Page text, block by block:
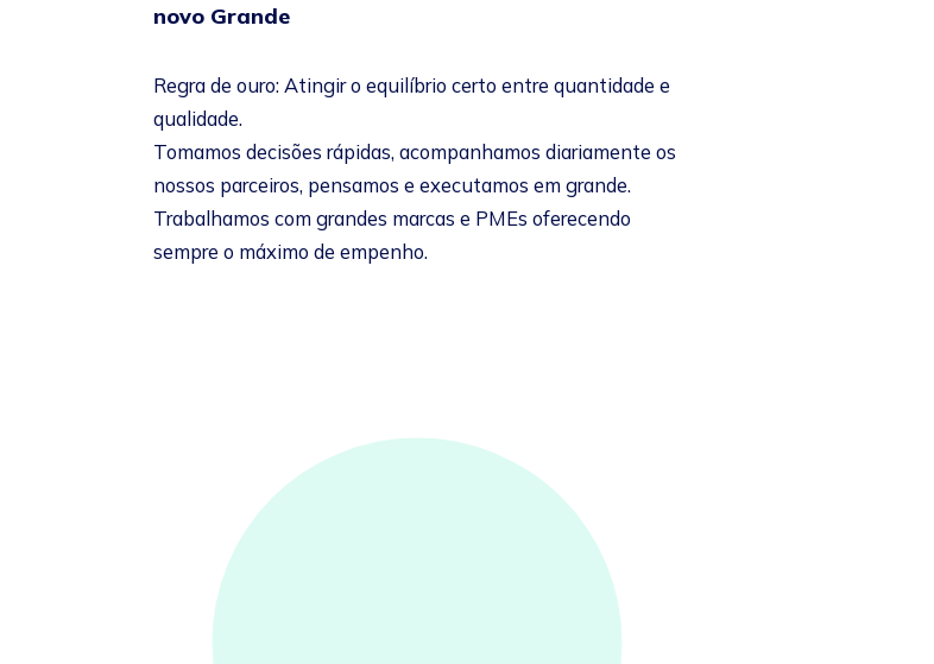
novo Grande
Regra de ouro: Atingir o equilíbrio certo entre quantidade e
qualidade.
Tomamos decisões rápidas, acompanhamos diariamente os
nossos parceiros, pensamos e executamos em grande.
Trabalhamos com grandes marcas e PMEs oferecendo
sempre o máximo de empenho.